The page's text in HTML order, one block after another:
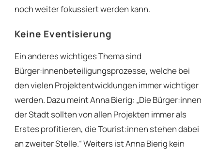
noch weiter fokussiert werden kann.
Keine Eventisierung
Ein anderes wichtiges Thema sind
Bürger:innenbeteiligungsprozesse, welche bei
den vielen Projektentwicklungen immer wichtiger
werden. Dazu meint Anna Bierig: „Die Bürger:innen
der Stadt sollten von allen Projekten immer als
Erstes profitieren, die Tourist:innen stehen dabei
an zweiter Stelle.“ Weiters ist Anna Bierig kein